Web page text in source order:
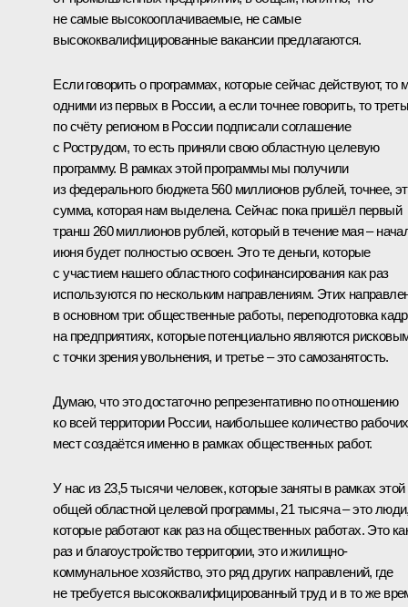
не самые высокооплачиваемые, не самые
высококвалифицированные вакансии предлагаются.
Если говорить о программах, которые сейчас действуют, то
одними из первых в России, а если точнее говорить, то
по счёту регионом в России подписали соглашение
с Рострудом, то есть приняли свою областную целевую
программу. В рамках этой программы мы получили
из федерального бюджета 560 миллионов рублей, точнее,
сумма, которая нам выделена. Сейчас пока пришёл первый
транш 260 миллионов рублей, который в течение мая –
июня будет полностью освоен. Это те деньги, которые
с участием нашего областного софинансирования как раз
используются по нескольким направлениям. Этих
в основном три: общественные работы, переподготовка
на предприятиях, которые потенциально являются
с точки зрения увольнения, и третье – это самозанятость.
Думаю, что это достаточно репрезентативно по отношению
ко всей территории России, наибольшее количество рабочих
мест создаётся именно в рамках общественных работ.
У нас из 23,5 тысячи человек, которые заняты в рамках этой
общей областной целевой программы, 21 тысяча – это
которые работают как раз на общественных работах. Это
раз и благоустройство территории, это и жилищно-
коммунальное хозяйство, это ряд других направлений, где
не требуется высококвалифицированный труд и в то же